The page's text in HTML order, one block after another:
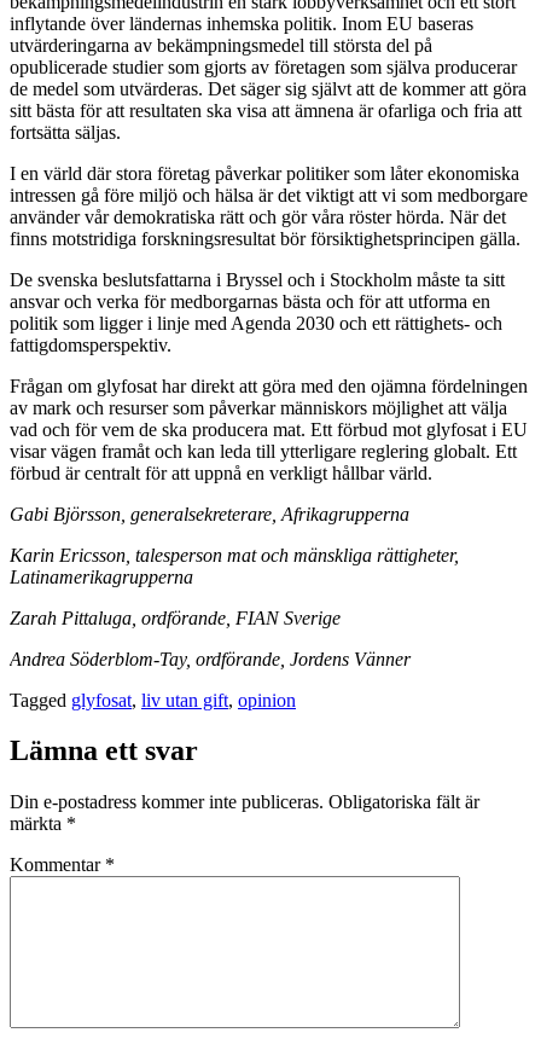
inflytande över ländernas inhemska politik. Inom EU baseras
utvärderingarna av bekämpningsmedel till största del på
opublicerade studier som gjorts av företagen som själva producerar
de medel som utvärderas. Det säger sig självt att de kommer att göra
sitt bästa för att resultaten ska visa att ämnena är ofarliga och fria att
fortsätta säljas.
I en värld där stora företag påverkar politiker som låter ekonomiska
intressen gå före miljö och hälsa är det viktigt att vi som medborgare
använder vår demokratiska rätt och gör våra röster hörda. När det
finns motstridiga forskningsresultat bör försiktighetsprincipen gälla.
De svenska beslutsfattarna i Bryssel och i Stockholm måste ta sitt
ansvar och verka för medborgarnas bästa och för att utforma en
politik som ligger i linje med Agenda 2030 och ett rättighets- och
fattigdomsperspektiv.
Frågan om glyfosat har direkt att göra med den ojämna fördelningen
av mark och resurser som påverkar människors möjlighet att välja
vad och för vem de ska producera mat. Ett förbud mot glyfosat i EU
visar vägen framåt och kan leda till ytterligare reglering globalt. Ett
förbud är centralt för att uppnå en verkligt hållbar värld.
Gabi Björsson, generalsekreterare, Afrikagrupperna
Karin Ericsson, talesperson mat och mänskliga rättigheter,
Latinamerikagrupperna
Zarah Pittaluga, ordförande, FIAN Sverige
Andrea Söderblom-Tay, ordförande, Jordens Vänner
Tagged glyfosat, liv utan gift, opinion
Lämna ett svar
Din e-postadress kommer inte publiceras. Obligatoriska fält är
märkta *
Kommentar *